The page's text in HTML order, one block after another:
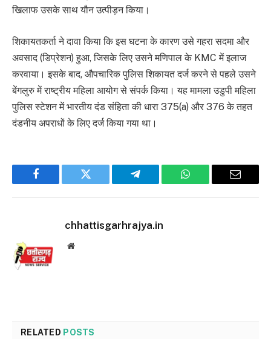
खिलाफ उसके साथ यौन उत्पीड़न किया।
शिकायतकर्ता ने दावा किया कि इस घटना के कारण उसे गहरा सदमा और
अवसाद (डिप्रेशन) हुआ, जिसके लिए उसने मणिपाल के KMC में इलाज
करवाया। इसके बाद, औपचारिक पुलिस शिकायत दर्ज करने से पहले उसने
बेंगलुरु में राष्ट्रीय महिला आयोग से संपर्क किया। यह मामला उडुपी महिला
पुलिस स्टेशन में भारतीय दंड संहिता की धारा 375(a) और 376 के तहत
दंडनीय अपराधों के लिए दर्ज किया गया था।
Facebook Twitter Telegram WhatsApp Email
chhattisgarhrajya.in
Website
RELATED POSTS